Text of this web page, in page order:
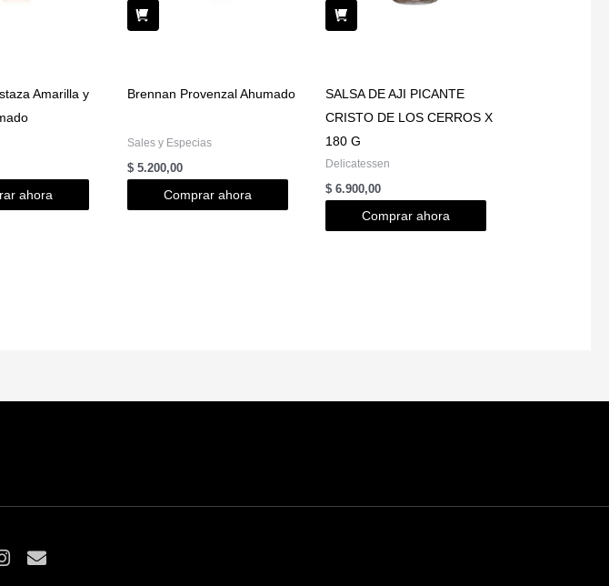
Amarilla y
ahora
Brennan Provenzal Ahumado
Sales y Especias
$5.200,00
Comprar ahora
SALSA DE AJI PICANTE
CRISTO DE LOS CERROS X
180 G
Delicatessen
$ 6.900,00
Comprar ahora